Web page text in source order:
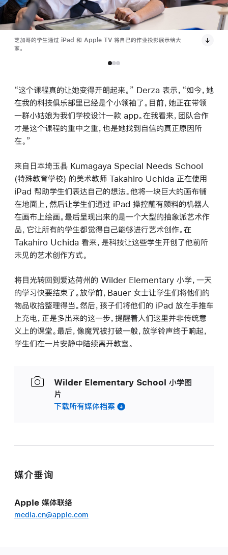
芝加哥的学生通过 iPad 和 Apple TV 将自己的作业投影展示给大
家。
“这个课程真的让她变得开朗起来。” Derza 表示，“如今，她
在我的科技俱乐部里已经是个小领袖了。目前，她正在带领
一群小姑娘为我们学校设计一款 app。在我看来，团队合作
才是这个课程的重中之重，也是她找到自信的真正原因所
在。”
来自日本埼玉县 Kumagaya Special Needs School
(特殊教育学校) 的美术教师 Takahiro Uchida 正在使用
iPad 帮助学生们表达自己的想法。他将一块巨大的画布铺
在地面上，然后让学生们通过 iPad 操控蘸有颜料的机器人
在画布上绘画。最后呈现出来的是一个大型的抽象派艺术作
品，它让所有的学生都觉得自己能够进行艺术创作。在
Takahiro Uchida 看来，是科技让这些学生开创了他前所
未见的艺术创作方式。
将目光转回到爱达荷州的 Wilder Elementary 小学，一天
的学习快要结束了。放学前，Bauer 女士让学生们将他们的
物品收拾整理得当。然后，孩子们将他们的 iPad 放在手推车
上充电，正是多出来的这一步，提醒着人们这里并非传统意
义上的课堂。最后，像魔咒被打破一般，放学铃声终于响起，
学生们在一片安静中陆续离开教室。
Wilder Elementary School 小学图
片
下载所有媒体档案
媒介垂询
Apple 媒体联络
media.cn@apple.com